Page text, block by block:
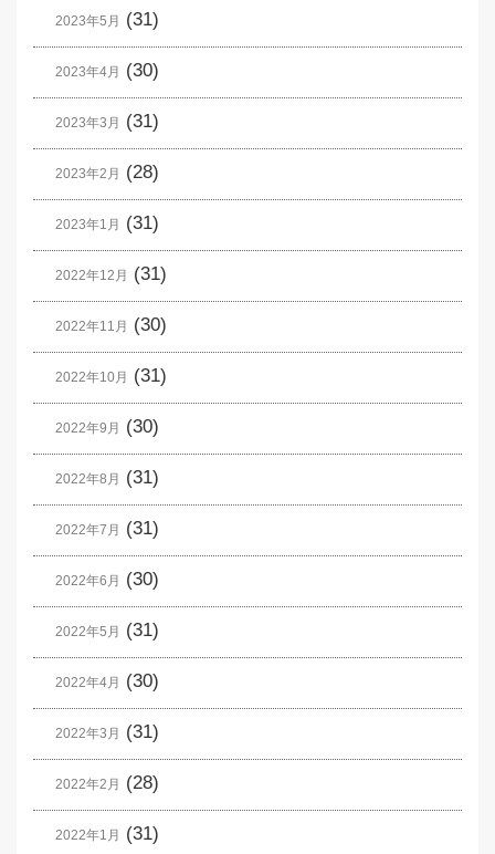
2023年5月 (31)
2023年4月 (30)
2023年3月 (31)
2023年2月 (28)
2023年1月 (31)
2022年12月 (31)
2022年11月 (30)
2022年10月 (31)
2022年9月 (30)
2022年8月 (31)
2022年7月 (31)
2022年6月 (30)
2022年5月 (31)
2022年4月 (30)
2022年3月 (31)
2022年2月 (28)
2022年1月 (31)